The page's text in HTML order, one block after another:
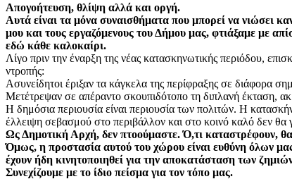
Απογοήτευση, θλίψη αλλά και οργή.
Αυτά είναι τα μόνα συναισθήματα που μπορεί να νιώσει
μου και τους εργαζόμενους του Δήμου μας, φτιάξαμε με
εδώ κάθε καλοκαίρι.
Λίγο πριν την έναρξη της νέας κατασκηνωτικής περιόδου,
ντροπής:
Ασυνείδητοι έριξαν τα κάγκελα της περίφραξης σε διάφορα
Μετέτρεψαν σε απέραντο σκουπιδότοπο τη διπλανή έκταση,
Η δημόσια περιουσία είναι περιουσία των πολιτών. Η
έλλειψη σεβασμού στο περιβάλλον και στο κοινό καλό δεν θα
Ως Δημοτική Αρχή, δεν πτοούμαστε. Ό,τι καταστρέφουν,
Όμως, η προστασία αυτού του χώρου είναι ευθύνη όλων
έχουν ήδη κινητοποιηθεί για την αποκατάσταση των
Συνεχίζουμε με το ίδιο πείσμα για τον τόπο μας.